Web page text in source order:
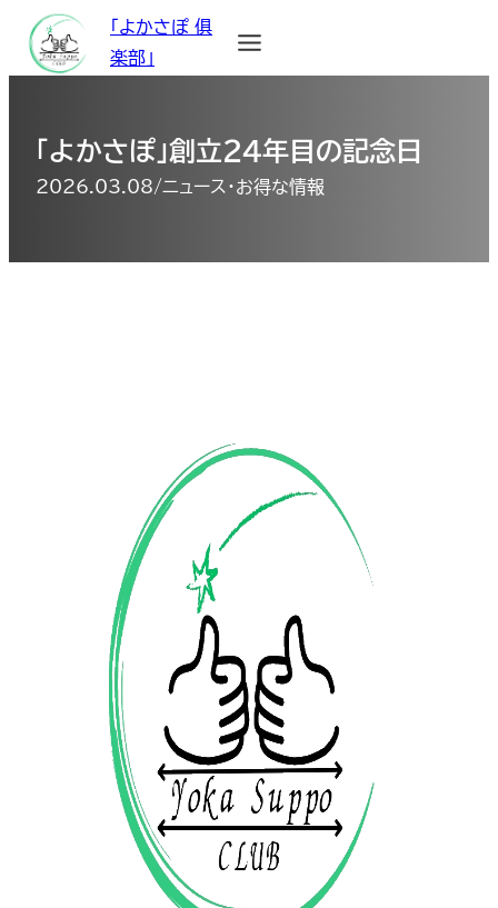
「よかさぽ 俱
楽部」
「よかさぽ」創立２４年目の記念日
2026.03.08/ニュース・お得な情報